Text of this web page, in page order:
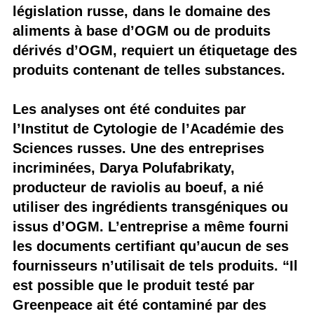
législation russe, dans le domaine des
aliments à base d’OGM ou de produits
dérivés d’OGM, requiert un étiquetage des
produits contenant de telles substances.
Les analyses ont été conduites par
l’Institut de Cytologie de l’Académie des
Sciences russes. Une des entreprises
incriminées, Darya Polufabrikaty,
producteur de raviolis au boeuf, a nié
utiliser des ingrédients transgéniques ou
issus d’OGM. L’entreprise a même fourni
les documents certifiant qu’aucun de ses
fournisseurs n’utilisait de tels produits. “Il
est possible que le produit testé par
Greenpeace ait été contaminé par des